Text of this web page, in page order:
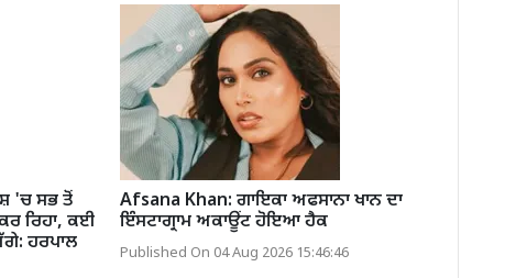
'ਚ ਸਭ ਤੋਂ
ਰਿਹਾ, ਕਈ
ਹਰਪਾਲ
Afsana Khan: ਗਾਇਕਾ ਅਫਸਾਨਾ ਖਾਨ ਦਾ
ਇੰਸਟਾਗ੍ਰਾਮ ਅਕਾਊਂਟ ਹੋਇਆ ਹੈਕ
Published On 04 Aug 2026 15:46:46